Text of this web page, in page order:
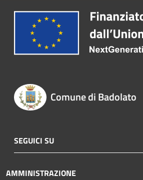
Comune di Badolato
SEGUICI SU
AMMINISTRAZIONE